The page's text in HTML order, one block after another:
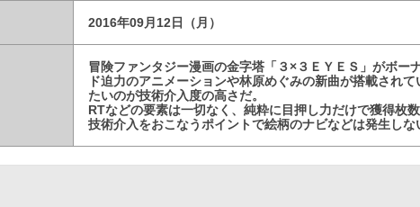
2016年09月12日（月）
冒険ファンタジー漫画の金字塔「３×３ＥＹＥＳ」がボー
ド迫力のアニメーションや林原めぐみの新曲が搭載され
たいのが技術介入度の高さだ。
RTなどの要素は一切なく、純粋に目押し力だけで獲得枚
技術介入をおこなうポイントで絵柄のナビなどは発生しな